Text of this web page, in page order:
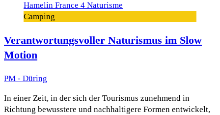
Camping
Verantwortungsvoller Naturismus im Slow
Motion
PM - Düring
In einer Zeit, in der sich der Tourismus zunehmend in
Richtung bewusstere und nachhaltigere Formen entwickelt,